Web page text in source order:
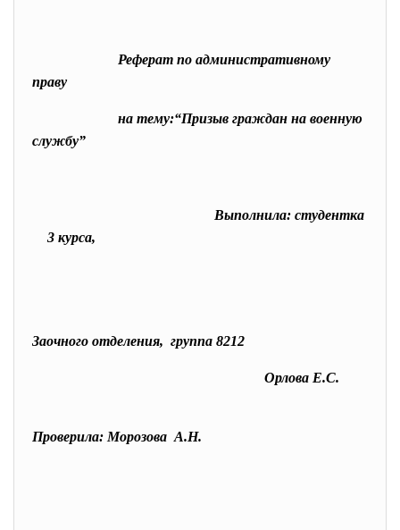
Реферат по административному
праву
на тему:“Призыв граждан на военную
службу”
Выполнила: студентка
3 курса,
Заочного отделения, группа 8212
Орлова Е.С.
Проверила: Морозова А.Н.